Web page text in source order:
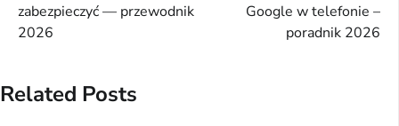
zabezpieczyć — przewodnik
2026
Google w telefonie –
poradnik 2026
Related Posts